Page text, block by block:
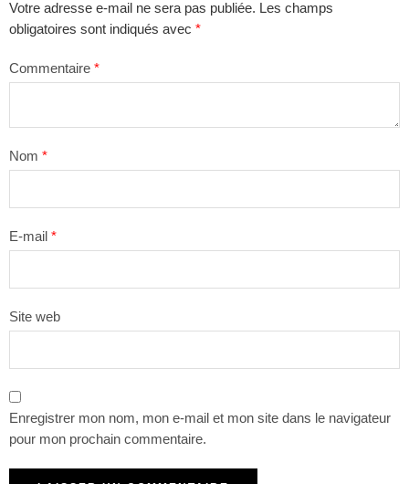
Votre adresse e-mail ne sera pas publiée. Les champs
obligatoires sont indiqués avec *
Commentaire *
Nom *
E-mail *
Site web
Enregistrer mon nom, mon e-mail et mon site dans le navigateur
pour mon prochain commentaire.